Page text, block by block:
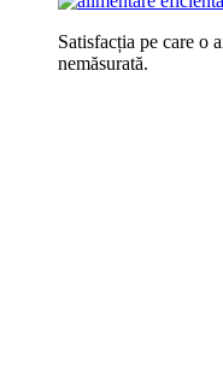
Satisfacția pe care o
nemăsurată.